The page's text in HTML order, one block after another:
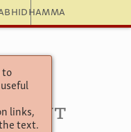
to
links,
text.